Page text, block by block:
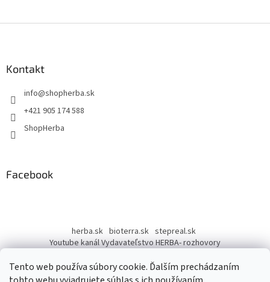
Tento web používa súbory cookie. Ďalším prechádzaním
Kontakt
info@shopherba.sk
+421 905 174 588
ShopHerba
Facebook
herba.sk bioterra.sk stepreal.sk
Youtube kanál Vydavateľstvo HERBA- rozhovory